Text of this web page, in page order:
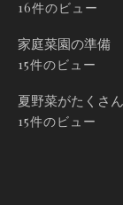
16件のビュー
家庭菜園の準備
15件のビュー
夏野菜がたくさ
15件のビュー